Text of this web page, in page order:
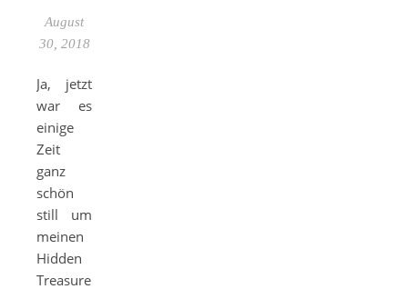
August
30, 2018
Ja, jetzt
war es
einige
Zeit
ganz
schön
still um
meinen
Hidden
Treasure